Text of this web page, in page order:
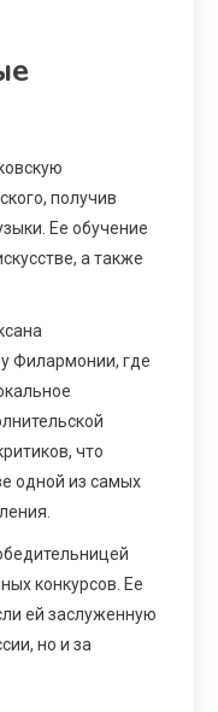
получив
Ее обучение
а также
Филармонии, где
что
одной из самых
конкурсов. Ее
ей заслуженную
но и за